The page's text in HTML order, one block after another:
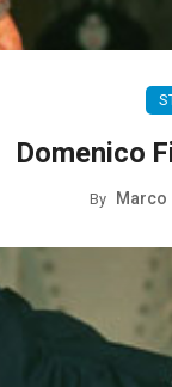
Domenico
By Marco